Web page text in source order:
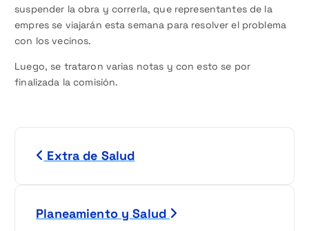
suspender la obra y correrla, que representantes de la
empres se viajarán esta semana para resolver el problema
con los vecinos.
Luego, se trataron varias notas y con esto se por
finalizada la comisión.
Extra de Salud
Planeamiento y Salud